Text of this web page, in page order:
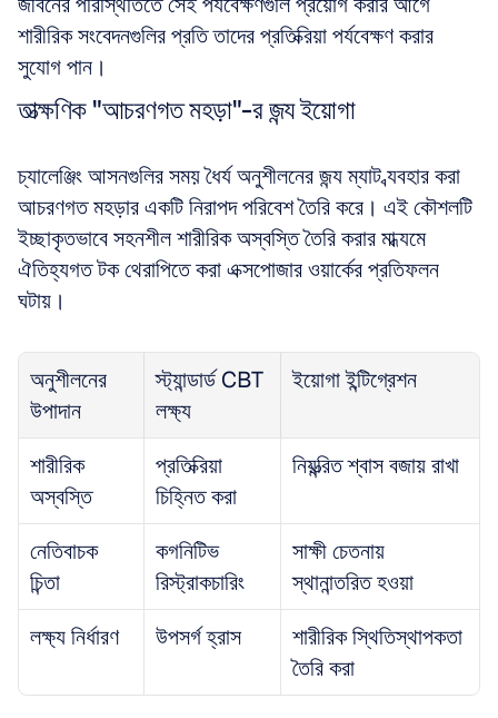
শারীরিক সংবেদনগুলির প্রতি তাদের প্রতিক্রিয়া পর্যবেক্ষণ করার
সুযোগ পান।
তাত্ক্ষণিক "আচরণগত মহড়া"-র জন্য ইয়োগা
চ্যালেঞ্জিং আসনগুলির সময় ধৈর্য অনুশীলনের জন্য ম্যাট ব্যবহার করা
আচরণগত মহড়ার একটি নিরাপদ পরিবেশ তৈরি করে। এই কৌশলটি
ইচ্ছাকৃতভাবে সহনশীল শারীরিক অস্বস্তি তৈরি করার মাধ্যমে
ঐতিহ্যগত টক থেরাপিতে করা এক্সপোজার ওয়ার্কের প্রতিফলন
ঘটায়।
অনুশীলনের
উপাদান
স্ট্যান্ডার্ড CBT
লক্ষ্য
ইয়োগা ইন্টিগ্রেশন
শারীরিক
অস্বস্তি
প্রতিক্রিয়া
চিহ্নিত করা
নিয়ন্ত্রিত শ্বাস বজায় রাখা
নেতিবাচক
চিন্তা
কগনিটিভ
রিস্ট্রাকচারিং
সাক্ষী চেতনায়
স্থানান্তরিত হওয়া
লক্ষ্য নির্ধারণ
উপসর্গ হ্রাস
শারীরিক স্থিতিস্থাপকতা
তৈরি করা